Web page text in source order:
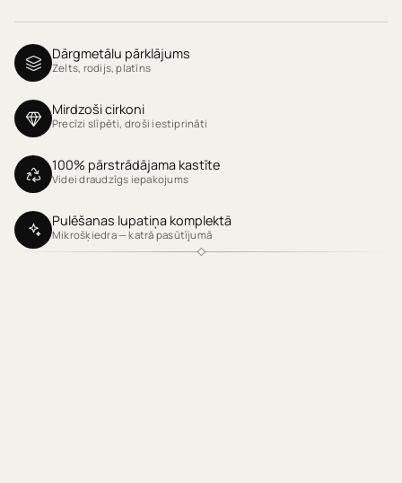
Dārgmetālu pārklājums
Zelts, rodijs, platīns
Mirdzoši cirkoni
Precīzi slīpēti, droši iestiprināti
100% pārstrādājama kastīte
Videi draudzīgs iepakojums
Pulēšanas lupatiņa komplektā
Mikrošķiedra — katrā pasūtījumā